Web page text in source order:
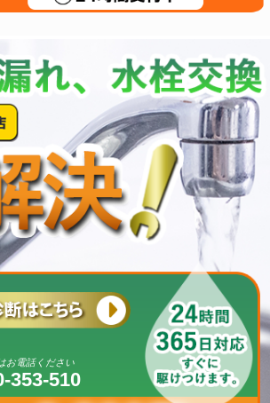
お電話ください
353-510